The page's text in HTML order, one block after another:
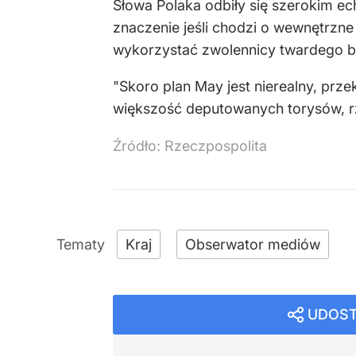
Słowa Polaka odbiły się szerokim
znaczenie jeśli chodzi o
wykorzystać zwolennicy twardego
"Skoro plan May jest nierealny,
większość deputowanych torysów,
Źródło: Rzeczpospolita
Kraj Obserwator mediów